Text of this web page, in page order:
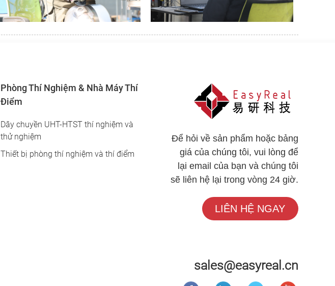
Phòng Thí Nghiệm & Nhà Máy Thí
Điểm
Dây chuyền UHT-HTST thí nghiệm và
thử nghiệm
Thiết bị phòng thí nghiệm và thí điểm
Để hỏi về sản phẩm hoặc bảng
giá của chúng tôi, vui lòng để
lại email của bạn và chúng tôi
sẽ liên hệ lại trong vòng 24 giờ.
LIÊN HỆ NGAY
sales@easyreal.cn